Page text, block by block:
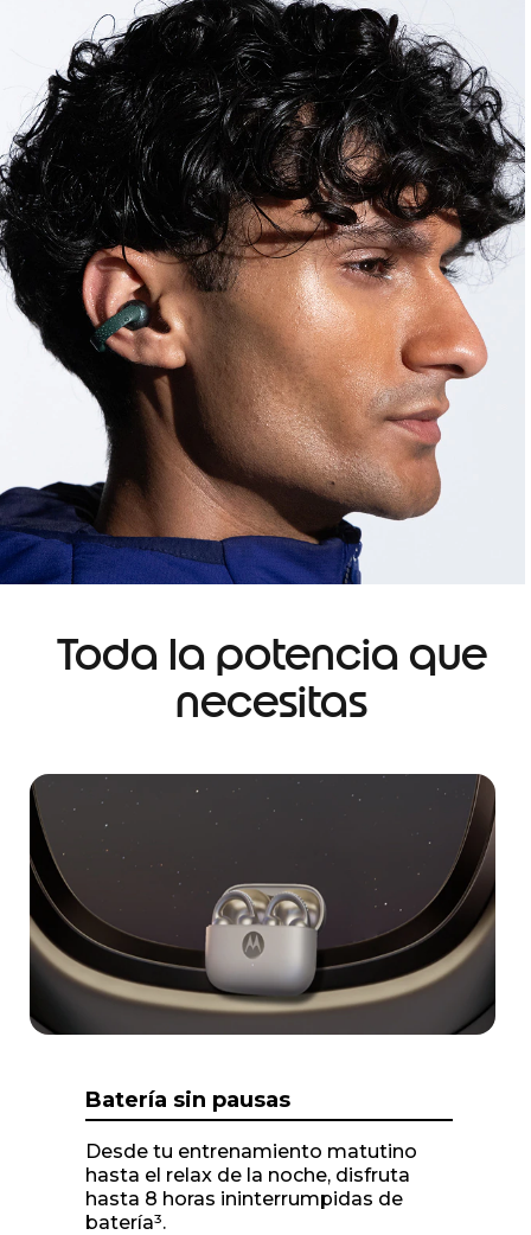
Toda la potencia que
necesitas
m
Batería sin pausas
Desde tu entrenamiento matutino
hasta el relax de la noche, disfruta
hasta 8 horas ininterrumpidas de
batería³.